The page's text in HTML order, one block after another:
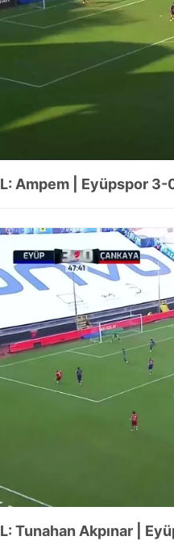
Ampem | Eyüpspor 3-
Tunahan Akpınar |